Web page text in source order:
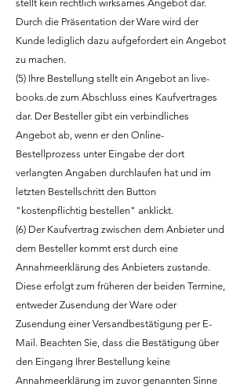
stellt kein rechtlich wirksames Angebot dar.
Durch die Präsentation der Ware wird der
Kunde lediglich dazu aufgefordert ein Angebot
zu machen.
(5) Ihre Bestellung stellt ein Angebot an live-
books.de zum Abschluss eines Kaufvertrages
dar. Der Besteller gibt ein verbindliches
Angebot ab, wenn er den Online-
Bestellprozess unter Eingabe der dort
verlangten Angaben durchlaufen hat und im
letzten Bestellschritt den Button
"kostenpflichtig bestellen" anklickt.
(6) Der Kaufvertrag zwischen dem Anbieter und
dem Besteller kommt erst durch eine
Annahmeerklärung des Anbieters zustande.
Diese erfolgt zum früheren der beiden Termine,
entweder Zusendung der Ware oder
Zusendung einer Versandbestätigung per E-
Mail. Beachten Sie, dass die Bestätigung über
den Eingang Ihrer Bestellung keine
Annahmeerklärung im zuvor genannten Sinne